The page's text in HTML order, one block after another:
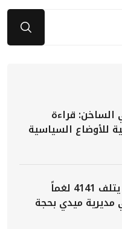
قراءة
للأوضاع السياسية
مشروع "مسام" يتلف 4141 لغماً
مديرية ميدي بحجة